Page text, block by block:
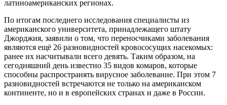
латиноамериканских регионах.
По итогам последнего исследования специалисты из
американского университета, принадлежащего штату
Джорджия, заявили о том, что переносчиками заболевания
являются ещё 26 разновидностей кровососущих насекомых:
ранее их насчитывали всего девять. Таким образом, на
сегодняшний день известно 35 видов комаров, которые
способны распространять вирусное заболевание. При этом 7
разновидностей встречаются не только на американском
континенте, но и в европейских странах и даже в России.